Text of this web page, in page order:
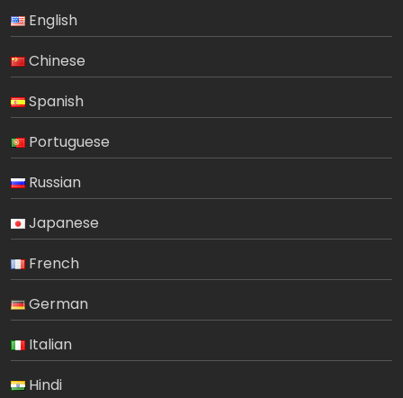
English
Chinese
Spanish
Portuguese
Russian
Japanese
French
German
Italian
Hindi